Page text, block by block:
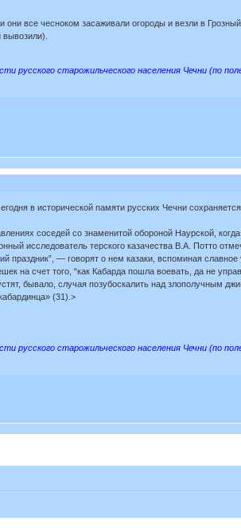
все чесноком засаживали огороды и везли в
старожильческого населения Чечни (по
в исторической памяти русских Чечни
соседей со знаменитой обороной Наурской,
исследователь терского казачества В.А. Потто
— говорят о нем казаки, вспоминая
на счет того, “как Кабарда пошла воевать, да не
бывало, случая позубоскалить над злополучным
(31).>
старожильческого населения Чечни (по